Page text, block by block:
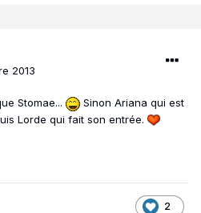
2013
Stomae...
Sinon Ariana qui est
Lorde qui fait son entrée.
2